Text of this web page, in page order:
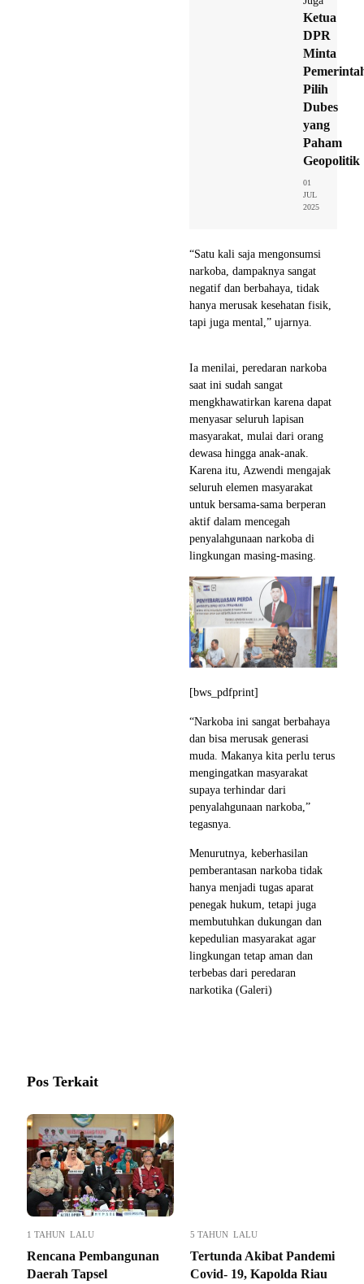
Ketua
DPR
Minta
Pilih
Dubes
yang
Paham
Geopolitik
01
JUL
2025
“Satu kali saja mengonsumsi
narkoba, dampaknya sangat
negatif dan berbahaya, tidak
hanya merusak kesehatan fisik,
tapi juga mental,” ujarnya.
Ia menilai, peredaran narkoba
saat ini sudah sangat
mengkhawatirkan karena dapat
menyasar seluruh lapisan
masyarakat, mulai dari orang
dewasa hingga anak-anak.
Karena itu, Azwendi mengajak
seluruh elemen masyarakat
untuk bersama-sama berperan
aktif dalam mencegah
penyalahgunaan narkoba di
lingkungan masing-masing.
[bws_pdfprint]
“Narkoba ini sangat berbahaya
dan bisa merusak generasi
muda. Makanya kita perlu terus
mengingatkan masyarakat
supaya terhindar dari
penyalahgunaan narkoba,”
tegasnya.
Menurutnya, keberhasilan
pemberantasan narkoba tidak
hanya menjadi tugas aparat
penegak hukum, tetapi juga
membutuhkan dukungan dan
kepedulian masyarakat agar
lingkungan tetap aman dan
terbebas dari peredaran
narkotika (Galeri)
Pos Terkait
1 TAHUN LALU
Rencana Pembangunan
Daerah Tapsel
5 TAHUN LALU
Tertunda Akibat Pandemi
Covid- 19, Kapolda Riau